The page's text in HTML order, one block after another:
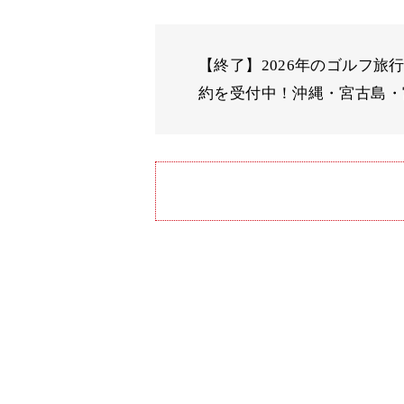
【終了】2026年のゴルフ旅
約を受付中！沖縄・宮古島